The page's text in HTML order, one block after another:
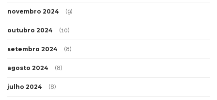
novembro 2024 (9)
outubro 2024 (10)
setembro 2024 (8)
agosto 2024 (8)
julho 2024 (8)